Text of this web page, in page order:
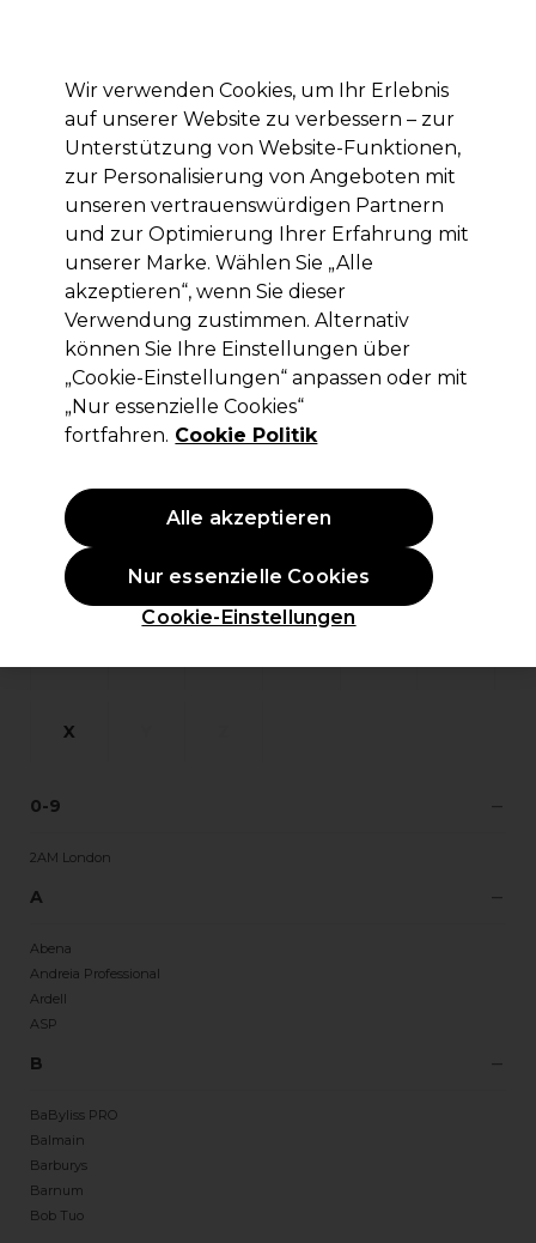
Anmelden
Marken Deals Haare Elektrogeräte Saloneinrichtung
Lieferung und Lieferzeiten
– mehr erfahren
Marken
Marken shoppen
A-Z-Verzeichnis verbergen
0-9 A B C
F H I
L M N O
X
0-9
2AM London
A
Abena
Andreia Professional
Ardell
ASP
B
BaByliss PRO
Balmain
Barburys
Barnum
Bob Tuo
Wir verwenden Cookies, um Ihr Erlebnis
auf unserer Website zu verbessern – zur
Unterstützung von Website-Funktionen,
zur Personalisierung von Angeboten mit
unseren vertrauenswürdigen Partnern
und zur Optimierung Ihrer Erfahrung mit
unserer Marke. Wählen Sie „Alle
akzeptieren“, wenn Sie dieser
Verwendung zustimmen. Alternativ
können Sie Ihre Einstellungen über
„Cookie-Einstellungen“ anpassen oder mit
„Nur essenzielle Cookies“
fortfahren. Cookie Politik
Cookie-Einstellungen
Nur essenzielle Cookies
Alle akzeptieren